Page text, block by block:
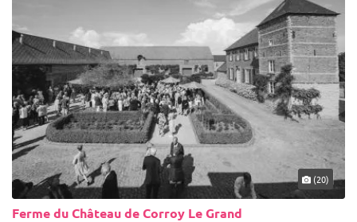
(20)
Ferme du Château de Corroy Le Grand